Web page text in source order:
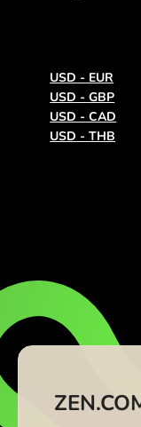
USD - EUR
USD - GBP
USD - CAD
USD - THB